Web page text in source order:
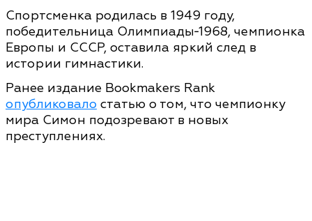
Спортсменка родилась в 1949 году,
победительница Олимпиады‑1968, чемпионка
Европы и СССР, оставила яркий след в
истории гимнастики.
Ранее издание Bookmakers Rank
опубликовало статью о том, что чемпионку
мира Симон подозревают в новых
преступлениях.